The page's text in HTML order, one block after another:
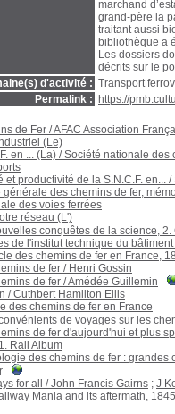
marchand
grand-père la
traitant aussi
bibliothèque a
Les dossiers
décrits sur le
d'activité : Transport
Permalink :
https://
de Fer /AFAC Association
(Le)
en ... (La) /Société nationale des
et productivité de la S.N.C.F. en... /
générale des chemins de fer,
des voies ferrées
réseau (L')
conquêtes de la science,
de l'institut technique du
des chemins de fer en France,
de fer / Henri Gossin
de fer /Amédée Guillemin
/Cuthbert Hamilton Ellis
des chemins de fer en France
de voyages sur les
de fer d'aujourd'hui et plus
Rail Album
des chemins de fer :
for all
/John Francis Gairns ; J
Mania and its aftermath,